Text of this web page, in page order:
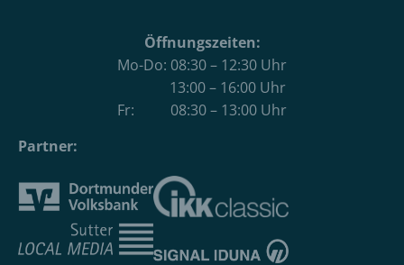
Öffnungszeiten:
Mo-Do: 08:30 – 12:30 Uhr
13:00 – 16:00 Uhr
Fr: 08:30 – 13:00 Uhr
Partner: